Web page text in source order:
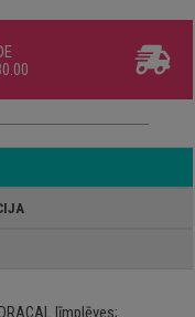
līmplēves;